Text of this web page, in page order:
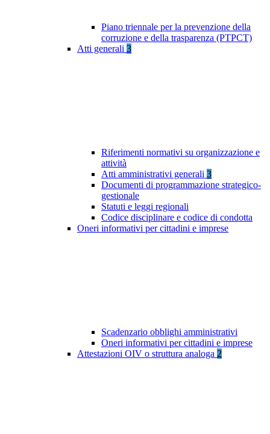
Piano triennale per la prevenzione della
corruzione e della trasparenza (PTPCT)
Atti generali 3
Riferimenti normativi su organizzazione e
attività
Atti amministrativi generali 3
Documenti di programmazione strategico-
gestionale
Statuti e leggi regionali
Codice disciplinare e codice di condotta
Oneri informativi per cittadini e imprese
Scadenzario obblighi amministrativi
Oneri informativi per cittadini e imprese
Attestazioni OIV o struttura analoga 2